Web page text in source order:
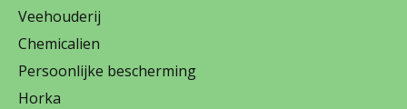
Veehouderij
Chemicalien
Persoonlijke bescherming
Horka